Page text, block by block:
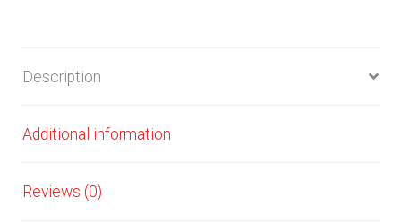
Description
Additional information
Reviews (0)